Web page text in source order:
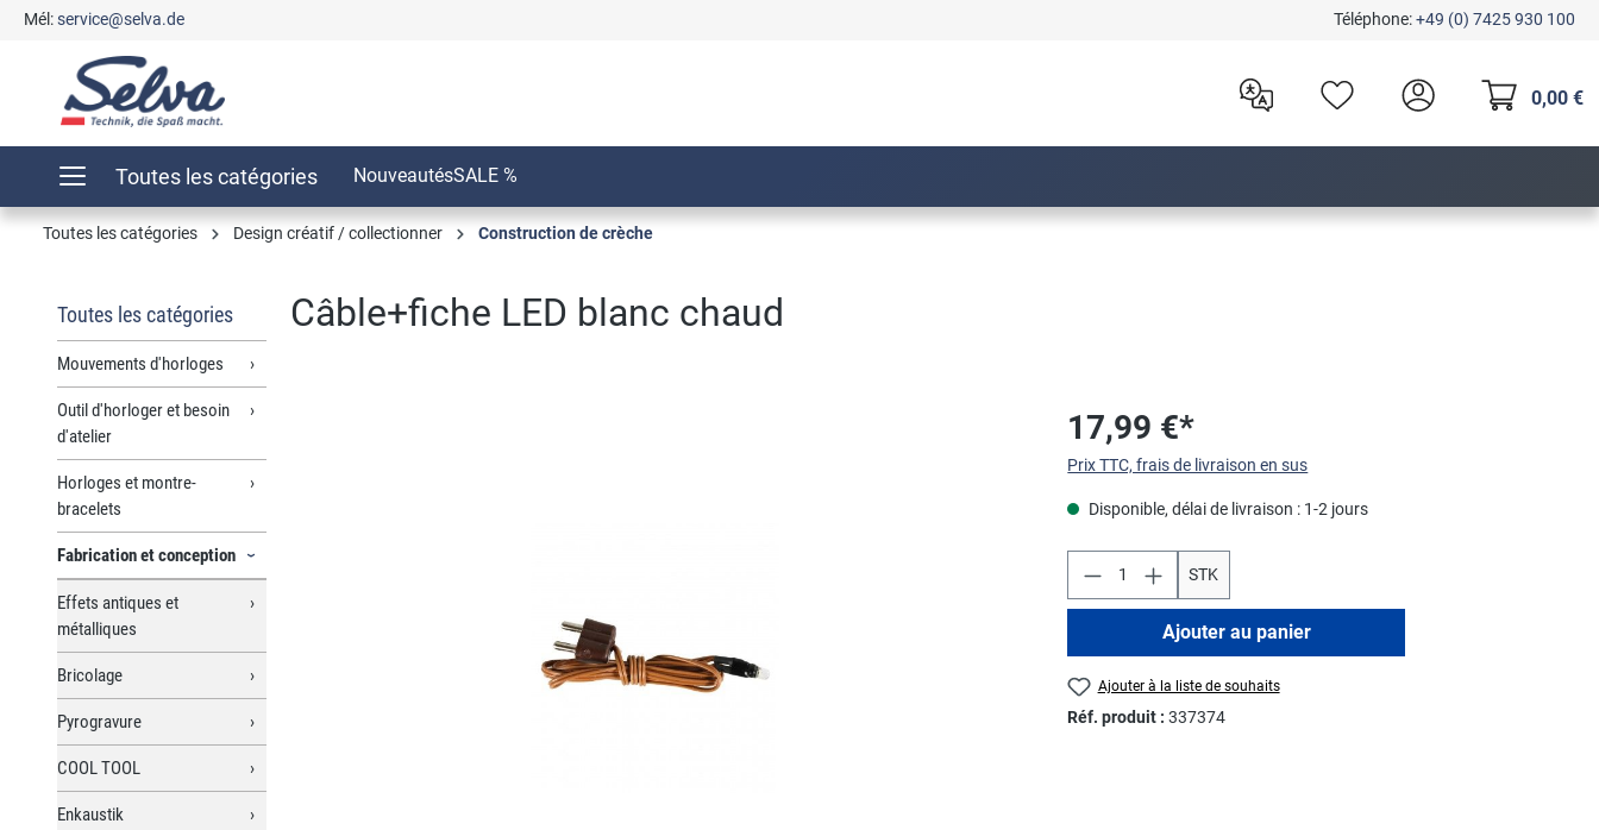
Passer à la navigation principale
Mél:service@selva.de Téléphone:+49 (0) 7425 930 100
0,00 €
Toutes les catégories NouveautésSALE %
Toutes les catégories Design créatif / collectionner Construction de crèche
Toutes les catégories
Mouvements d'horloges
Outil d'horloger et besoin
d'atelier
Horloges et montre-
bracelets
Fabrication et conception
Effets antiques et
métalliques
Bricolage
Pyrogravure
COOL TOOL
Enkaustik
Câble+fiche LED blanc chaud
17,99 €*
Prix TTC, frais de livraison en sus
Disponible, délai de livraison : 1-2 jours
STK
Ajouter au panier
Ajouter à la liste de souhaits
Réf. produit :337374